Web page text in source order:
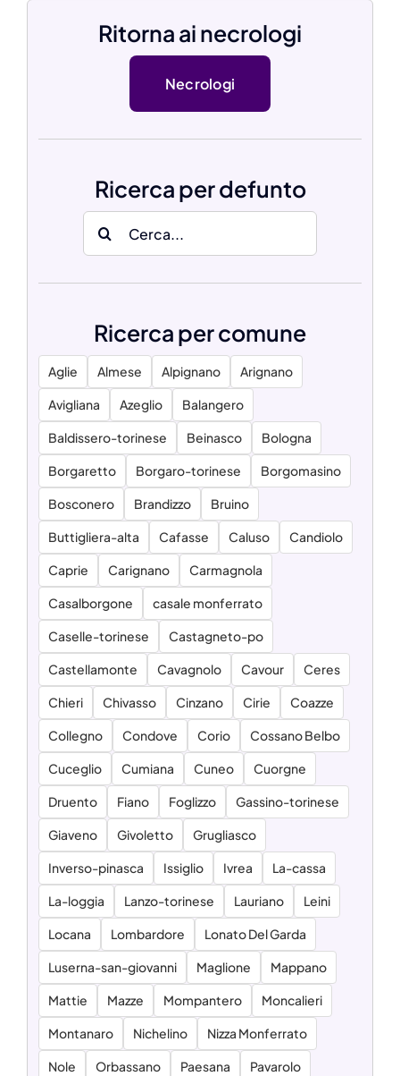
Ritorna ai necrologi
Necrologi
Ricerca per defunto
Search
for:
Ricerca per comune
Aglie Almese Alpignano Arignano
Avigliana Azeglio Balangero
Baldissero-torinese Beinasco Bologna
Borgaretto Borgaro-torinese Borgomasino
Bosconero Brandizzo Bruino
Buttigliera-alta Cafasse Caluso Candiolo
Caprie Carignano Carmagnola
Casalborgone casale monferrato
Caselle-torinese Castagneto-po
Castellamonte Cavagnolo Cavour Ceres
Chieri Chivasso Cinzano Cirie Coazze
Collegno Condove Corio Cossano Belbo
Cuceglio Cumiana Cuneo Cuorgne
Druento Fiano Foglizzo Gassino-torinese
Giaveno Givoletto Grugliasco
Inverso-pinasca Issiglio Ivrea La-cassa
La-loggia Lanzo-torinese Lauriano Leini
Locana Lombardore Lonato Del Garda
Luserna-san-giovanni Maglione Mappano
Mattie Mazze Mompantero Moncalieri
Montanaro Nichelino Nizza Monferrato
Nole Orbassano Paesana Pavarolo